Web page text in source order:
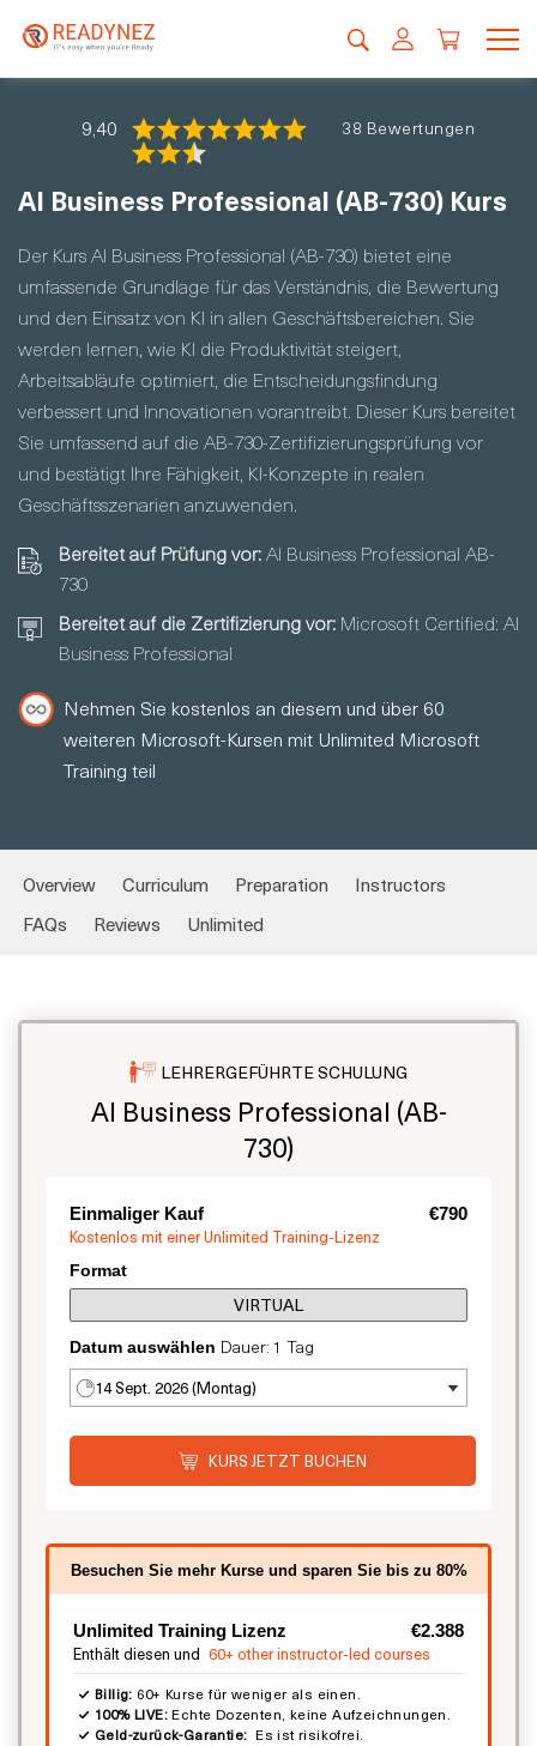
9,40 38 Bewertungen
AI Business Professional (AB-730) Kurs
Der Kurs AI Business Professional (AB-730) bietet eine
umfassende Grundlage für das Verständnis, die Bewertung
und den Einsatz von KI in allen Geschäftsbereichen. Sie
werden lernen, wie KI die Produktivität steigert,
Arbeitsabläufe optimiert, die Entscheidungsfindung
verbessert und Innovationen vorantreibt. Dieser Kurs bereitet
Sie umfassend auf die AB-730-Zertifizierungsprüfung vor
und bestätigt Ihre Fähigkeit, KI-Konzepte in realen
Geschäftsszenarien anzuwenden.
Bereitet auf Prüfung vor:AI Business Professional AB-
730
Bereitet auf die Zertifizierung vor: Microsoft Certified: AI
Business Professional
Nehmen Sie kostenlos an diesem und über 60
weiteren Microsoft-Kursen mit Unlimited Microsoft
Training teil
Overview Curriculum Preparation
Instructors
FAQs
Reviews Unlimited
LEHRERGEFÜHRTE SCHULUNG
AI Business Professional (AB-
730)
Einmaliger Kauf €790
Kostenlos mit einer Unlimited Training-Lizenz
Format
VIRTUAL
Datum auswählen Dauer: 1 Tag
14 Sept. 2026 (Montag)
KURS JETZT BUCHEN
Besuchen Sie mehr Kurse und sparen Sie bis zu 80%
Unlimited Training Lizenz €2.388
Enthält diesen und 60+ other instructor-led courses
Billig: 60+ Kurse für weniger als einen.
100% LIVE:Echte Dozenten, keine Aufzeichnungen.
Geld-zurück-Garantie: Es ist risikofrei.